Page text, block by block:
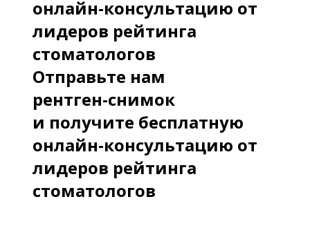
онлайн-консультацию от
лидеров рейтинга
стоматологов
Отправьте нам
рентген-снимок
и получите бесплатную
онлайн-консультацию от
лидеров рейтинга
стоматологов